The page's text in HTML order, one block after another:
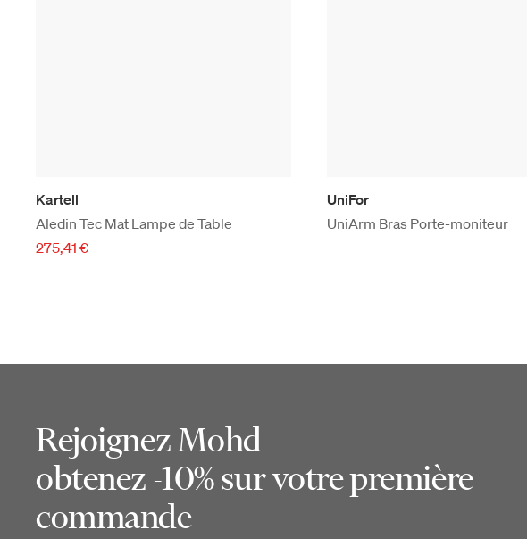
Kartell
Aledin Tec Mat Lampe de Table
275,41 €
UniFor
UniArm Bras Porte-moniteur
Rejoignez Mohd
obtenez -10% sur votre première
commande